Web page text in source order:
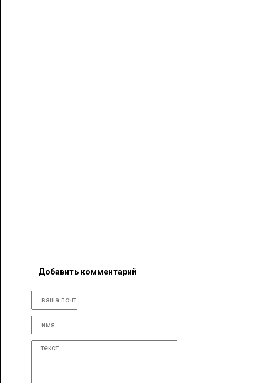
Добавить комментарий